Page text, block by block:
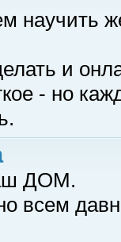
научить
и
- но
ДОМ.
всем